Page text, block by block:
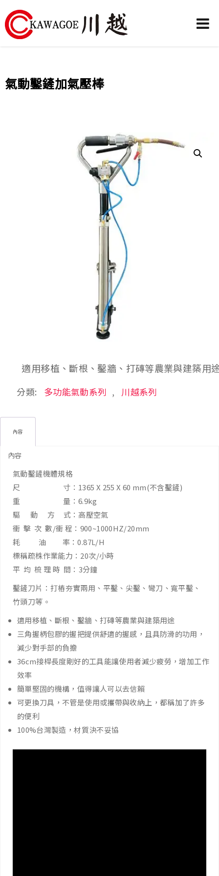
農
業
氣動鑿鏟加氣壓棒
適用移植、斷根、鑿牆、打磚等農業與建築用
分類: 多功能氣動系列 , 川越系列
內容
內容
氣動鑿鏟機體規格
尺 寸：1365 X 255 X 60 mm(不含鑿鏟)
重 量：6.9kg
驅 動 方 式：高壓空氣
衝 擊 次 數/衝 程：900~1000HZ/20mm
耗 油 率：0.87L/H
標稱疏株作業能力：20次/小時
平 均 梳 理 時 間：3分鐘
鑿鏟刀片：打樁夯實兩用、平鑿、尖鑿、彎刀、寬平鑿、
竹頭刀等。
適用移植、斷根、鑿牆、打磚等農業與建築用途
三角握柄包膠的握把提供舒適的握感，且具防滑的功用，
減少對手部的負擔
36cm接桿長度剛好的工具能讓使用者減少疲勞，增加工作
效率
簡單堅固的機構，值得讓人可以去信賴
可更換刀具，不管是使用或攜帶與收納上，都稱加了許多
的便利
100%台灣製造，材質決不妥協